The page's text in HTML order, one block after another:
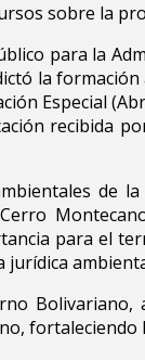
sobre la
para la
la
Especial
recibida
de
para el
jurídica
fortaleciendo